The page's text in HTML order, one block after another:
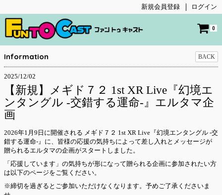
新規会員登録 ログイン
0
Information BACK
2025/12/02
【新規】メギド７２ 1st XR Live『幻境エ
ンタングル -交錯する運命-』エルタマ企
画
2026年1月9日に開催される メギド７２ 1st XR Live『幻境エンタングル -交
錯する運命-』に、皆様の応援の気持ちによって差し入れとメッセージが
贈られるエルタマの企画がスタートしました。
「応援しています」の気持ちが形になって贈られる企画に参加されたい方
は以下のページをご覧ください。
※締切を過ぎるとご参加いただけなくなります。予めご了承くださいま